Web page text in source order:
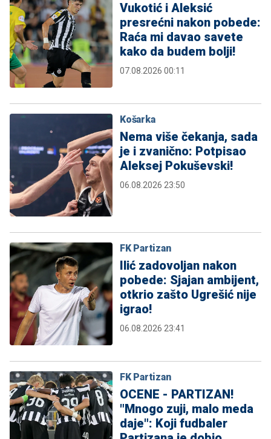
Vukotić i Aleksić
presrećni nakon pobede:
Raća mi davao savete
kako da budem bolji!
07.08.2026 00:11
Košarka
Nema više čekanja, sada
je i zvanično: Potpisao
Aleksej Pokuševski!
06.08.2026 23:50
FK Partizan
Ilić zadovoljan nakon
pobede: Sjajan ambijent,
otkrio zašto Ugrešić nije
igrao!
06.08.2026 23:41
FK Partizan
OCENE - PARTIZAN!
"Mnogo zuji, malo meda
daje": Koji fudbaler